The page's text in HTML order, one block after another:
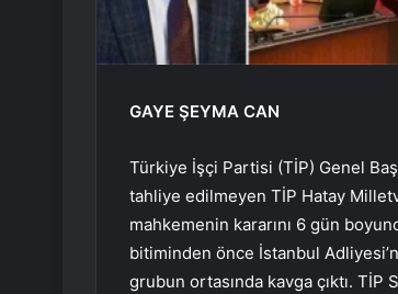
GAYE ŞEYMA CAN
Türkiye İşçi Partisi (TİP) Genel
tahliye edilmeyen TİP Hatay
mahkemenin kararını 6 gün
bitiminden önce İstanbul
grubun ortasında kavga çıktı. TİP